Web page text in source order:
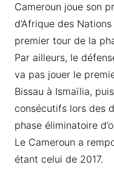
Cameroun joue son
d’Afrique des
premier tour de la
Par ailleurs, le
va pas jouer le
Bissau à Ismaïlia,
consécutifs lors des
phase éliminatoire
Le Cameroun a
étant celui de 2017.